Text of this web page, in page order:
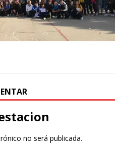
no será publicada.